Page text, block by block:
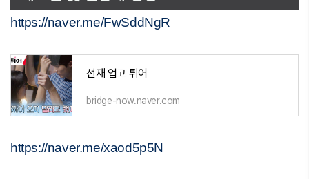
https://naver.me/FwSddNgR
선재 업고 튀어
bridge-now.naver.com
https://naver.me/xaod5p5N